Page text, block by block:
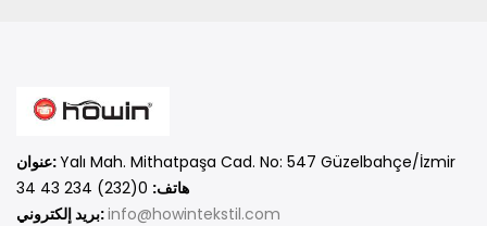
عنوان:Yalı Mah. Mithatpaşa Cad. No: 547 Güzelbahçe/İzmir
هاتف:
بريد إلكتروني:info@howintekstil.com